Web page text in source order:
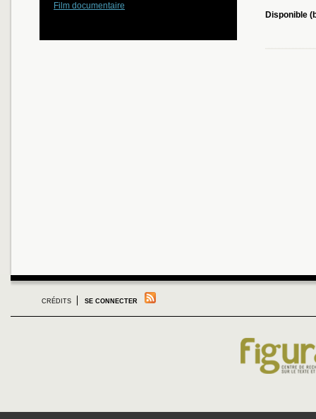
Disponible
Film documentaire
CRÉDITS SE CONNECTER